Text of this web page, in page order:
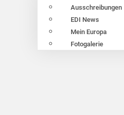
Ausschreibungen
EDI News
Mein Europa
Fotogalerie